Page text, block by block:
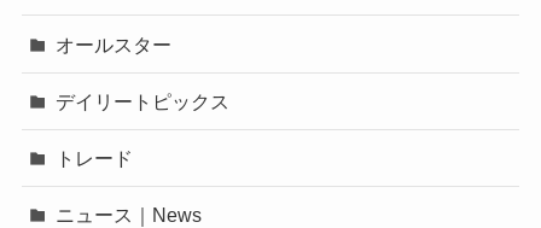
オールスター
デイリートピックス
トレード
ニュース｜News